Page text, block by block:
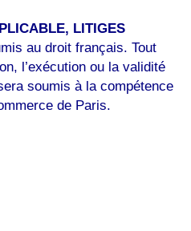
LITIGES
au droit français. Tout
l’exécution ou la validité
soumis à la compétence
de Paris.